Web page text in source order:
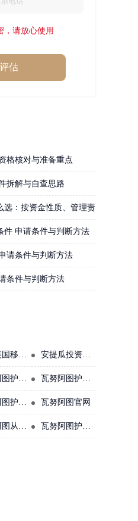
，请放心使用
估
格核对与准备重点
拆解与自查思路
选：按资金性质、管理责任与退出
件 申请条件与判断方法
请条件与判断方法
条件与判断方法
要什么 安提瓜投资移民条件
签100国 瓦努阿图护照免签美国吗
进入香港 瓦努阿图官网
怎么去 瓦努阿图护照可以在中国用吗